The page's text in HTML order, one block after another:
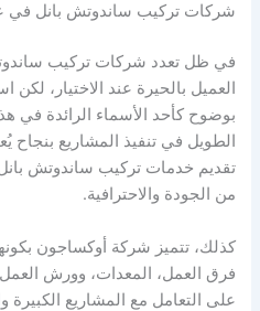
شركات تركيب ساندوتش بانل في
في ظل تعدد شركات تركيب
العميل بالحيرة عند الاختيار،
بوضوح كأحد الأسماء الرائدة في
الطويل في تنفيذ المشاريع بنجاح
تقديم خدمات تركيب ساندوتش
من الجودة والاحترافية.
كذلك، تتميز شركة أوكساجون
فرق العمل، المعدات، وورش العمل
على التعامل مع المشاريع الكبيرة